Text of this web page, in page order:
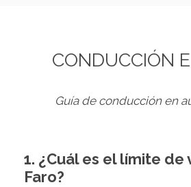
CONDUCCIÓN
Guía de conducción en
1. ¿Cuál es el límite
Faro?